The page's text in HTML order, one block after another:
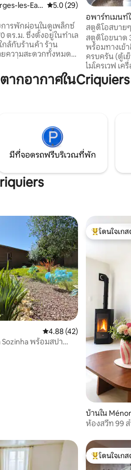
les-Eau คะแนนเฉลี่ย 5.0 จาก 5,
5.0 (29)
การพักผ่อนในดูเพล็กซ์
ตร.ม. ซึ่งตั้งอยู่ในทำเล
กล้กับร้านค้า ร้าน
ยความสะดวกทั้งหมด
ล้ชิดสำหรับคู่รัก โดย
กสบาย ความเป็นส่วน
รับความสะดวกสบาย
อพาร์ทเมนท์
สตูดิโอสบายๆ
สตูดิโอขนาด
พร้อมทางเข้าอิสระ - ห้องค
ครบครัน (ตู้เ
ไมโครเวฟ เค
ขนมปัง) - ห้อ
- เตียงโซฟา
และคาเฟ่ที่เ
กอากาศในCriquiers
มีที่จอดรถฟรีบริเวณที่พัก
คะแนนเฉลี่ย 4.88 จาก 5,
4.88 (42)
พร้อมสปา
โดนใจเกสต์
โดนใจเก
บ้านใน
ห้องสวีท 99
โดนใจเกสต์
โดนใจเก